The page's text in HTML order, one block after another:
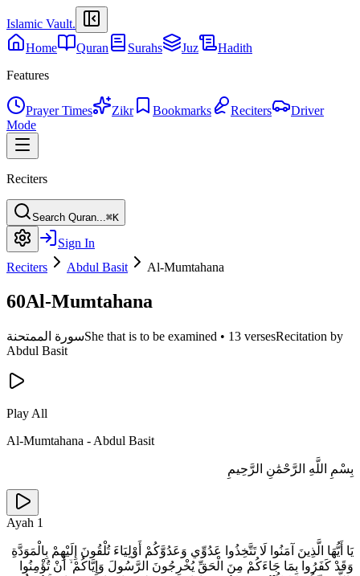
Islamic Vault.
Home
Quran Surahs Juz
Hadith
Features
Prayer Times Zikr Bookmarks Reciters
Driver
Mode
Reciters
Search Quran...⌘K
Sign In
Reciters
Abdul Basit Al-Mumtahana
60Al-Mumtahana
سورة الممتحنةShe that is to be examined • 13 versesRecitation by
Abdul Basit
Play All
Al-Mumtahana - Abdul Basit
بِسْمِ اللَّهِ الرَّحْمَٰنِ الرَّحِيمِ
Ayah 1
يَا أَيُّهَا الَّذِينَ آمَنُوا لَا تَتَّخِذُوا عَدُوِّي وَعَدُوَّكُمْ أَوْلِيَاءَ تُلْقُونَ إِلَيْهِمْ بِالْمَوَدَّةِ
وَقَدْ كَفَرُوا بِمَا جَاءَكُمْ مِنَ الْحَقِّ يُخْرِجُونَ الرَّسُولَ وَإِيَّاكُمْ ۙ أَنْ تُؤْمِنُوا